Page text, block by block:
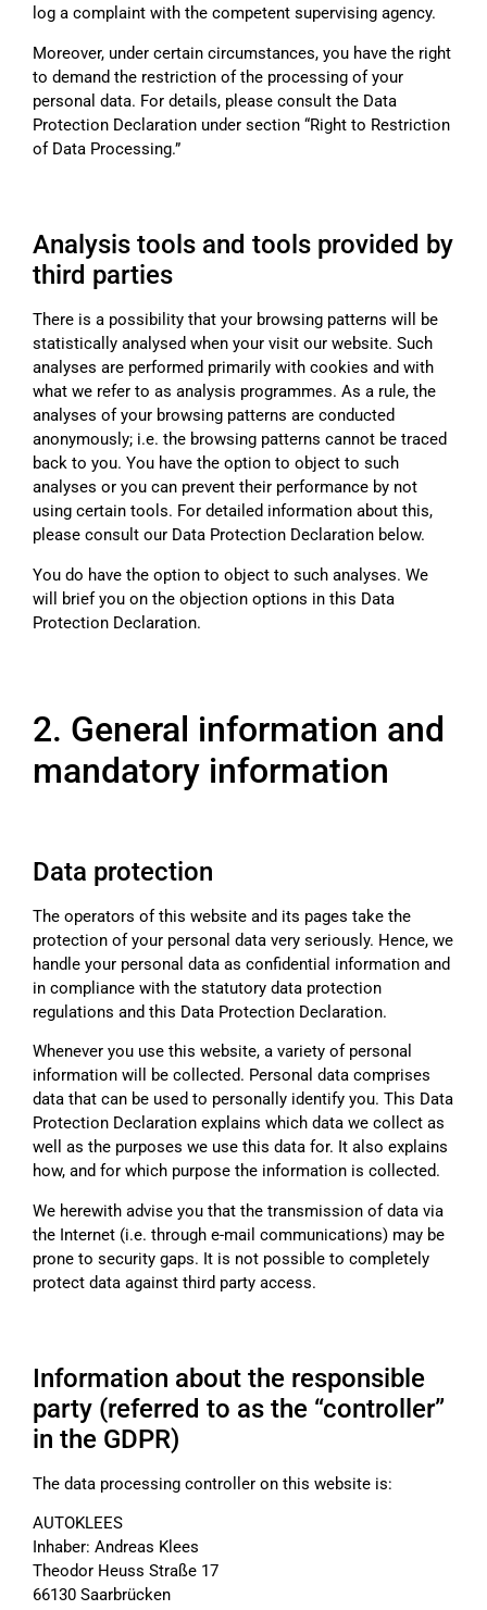
log a complaint with the competent supervising agency.
Moreover, under certain circumstances, you have the right
to demand the restriction of the processing of your
personal data. For details, please consult the Data
Protection Declaration under section “Right to Restriction
of Data Processing.”
Analysis tools and tools provided by
third parties
There is a possibility that your browsing patterns will be
statistically analysed when your visit our website. Such
analyses are performed primarily with cookies and with
what we refer to as analysis programmes. As a rule, the
analyses of your browsing patterns are conducted
anonymously; i.e. the browsing patterns cannot be traced
back to you. You have the option to object to such
analyses or you can prevent their performance by not
using certain tools. For detailed information about this,
please consult our Data Protection Declaration below.
You do have the option to object to such analyses. We
will brief you on the objection options in this Data
Protection Declaration.
2. General information and
mandatory information
Data protection
The operators of this website and its pages take the
protection of your personal data very seriously. Hence, we
handle your personal data as confidential information and
in compliance with the statutory data protection
regulations and this Data Protection Declaration.
Whenever you use this website, a variety of personal
information will be collected. Personal data comprises
data that can be used to personally identify you. This Data
Protection Declaration explains which data we collect as
well as the purposes we use this data for. It also explains
how, and for which purpose the information is collected.
We herewith advise you that the transmission of data via
the Internet (i.e. through e-mail communications) may be
prone to security gaps. It is not possible to completely
protect data against third party access.
Information about the responsible
party (referred to as the “controller”
in the GDPR)
The data processing controller on this website is:
AUTOKLEES
Inhaber: Andreas Klees
Theodor Heuss Straße 17
66130 Saarbrücken